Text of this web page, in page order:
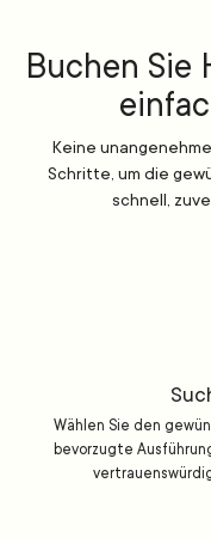
Buchen Sie
Keine
Schritte, um die
schnell,
Wählen Sie den
bevorzugte